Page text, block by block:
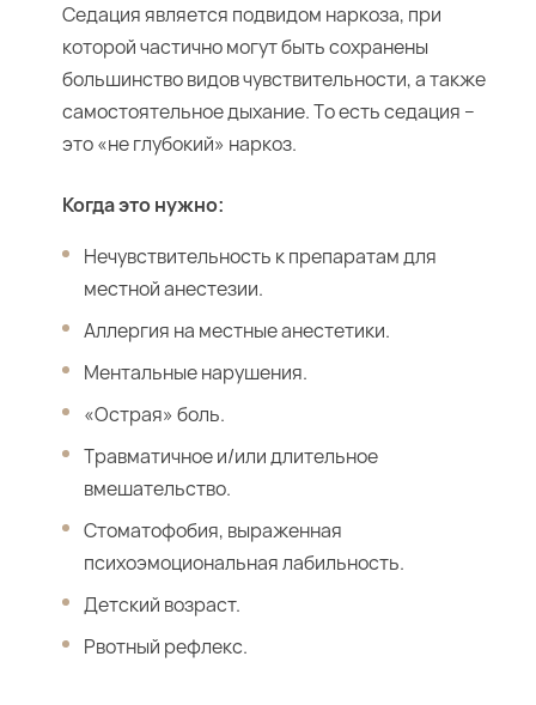
Седация является подвидом наркоза, при
которой частично могут быть сохранены
большинство видов чувствительности, а также
самостоятельное дыхание. То есть седация –
это «не глубокий» наркоз.
Когда это нужно:
Нечувствительность к препаратам для
местной анестезии.
Аллергия на местные анестетики.
Ментальные нарушения.
«Острая» боль.
Травматичное и/или длительное
вмешательство.
Стоматофобия, выраженная
психоэмоциональная лабильность.
Детский возраст.
Рвотный рефлекс.